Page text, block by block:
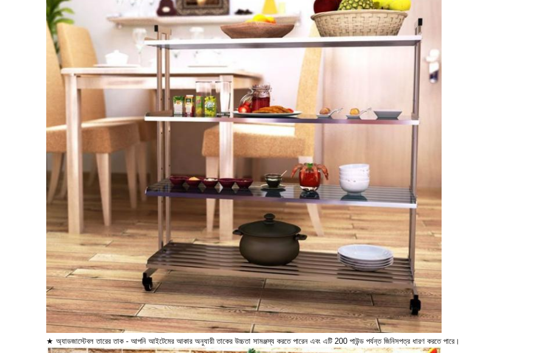
★ অ্যাডজাস্টেবল তারের তাক - আপনি আইটেমের আকার অনুযায়ী তাকের উচ্চতা সামঞ্জস্য করতে পারেন এবং এটি 200 পাউন্ড পর্যন্ত জিনিসপত্র ধারণ করতে পারে।